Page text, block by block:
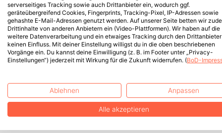
serverseitiges Tracking sowie auch Drittanbieter ein, wodurch ggf.
geräteübergreifend Cookies, Fingerprints, Tracking-Pixel, IP-Adressen sowie
gehashte E-Mail-Adressen genutzt werden. Auf unserer Seite betten wir
Drittinhalte von anderen Anbietern ein (Video-Plattformen). Wir haben auf die
weitere Datenverarbeitung und ein etwaiges Tracking durch den Drittanbieter
keinen Einfluss. Mit deiner Einstellung willigst du in die oben beschriebenen
Vorgänge ein. Du kannst deine Einwilligung (z. B. im Footer unter „Privacy-
Einstellungen“) jederzeit mit Wirkung für die Zukunft widerrufen. (BoD-
Ablehnen Anpassen
Alle akzeptieren